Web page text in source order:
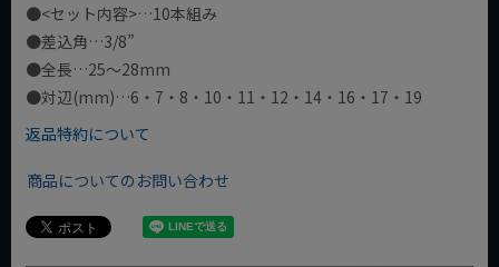
●<セット内容>…10本組み
●差込角…3/8”
●全長…25～28mm
●対辺(mm)…6・7・8・10・11・12・14・16・17・19
返品特約について
商品についてのお問い合わせ